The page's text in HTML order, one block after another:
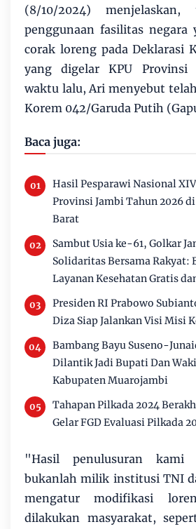
(8/10/2024) menjelaskan,
penggunaan fasilitas negara
corak loreng pada Deklarasi
yang digelar KPU Provinsi
waktu lalu, Ari menyebut
Korem 042/Garuda Putih
Baca juga:
Hasil Pesparawi Nasional
Provinsi Jambi Tahun 2026
Barat
Sambut Usia ke-61, Golkar
Solidaritas Bersama Rakyat:
Layanan Kesehatan Gratis
Presiden RI Prabowo
Diza Siap Jalankan Visi Misi
Bambang Bayu Suseno-
Dilantik Jadi Bupati Dan
Kabupaten Muarojambi
Tahapan Pilkada 2024
Gelar FGD Evaluasi Pilkada
"Hasil penulusuran kami
bukanlah milik institusi TNI
mengatur modifikasi
dilakukan masyarakat,